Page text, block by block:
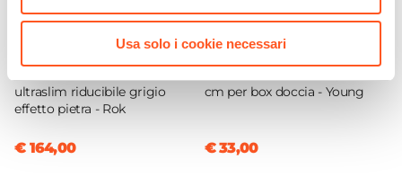
Usa solo i cookie necessari
Colore Maniglie O Pomelli
Chiusura
Magnetica
Installazione
Su piatto doccia
Filopavimento
ultraslim riducibile grigio
effetto pietra - Rok
€ 164,00
CODICE:YOUPROF
cm per box doccia - Young
€ 33,00